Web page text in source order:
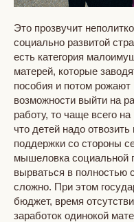
Это прозвучит
социально развитой
есть категория
матерей, которые
пособия и потом
возможности выйти на
работу, то чаще всего
что детей надо
поддержки со стороны
мышеловка социальной
вырваться в полностью
сложно. При этом
бюджет, время
заработок одинокой